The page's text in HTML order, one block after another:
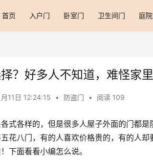
首页 入户门 卧室门 卫生间门 庭
？好多人不知道，难怪家里
11日 12:24:15 • 防盗门 • 阅读 109
式各样的，但是很多人屋子外面的门都
花八门，有的人喜欢价格贵的，有的人
下面看看小编怎么说。